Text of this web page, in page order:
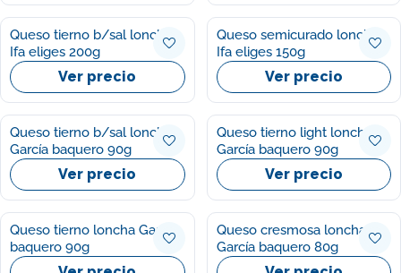
Queso tierno b/sal loncha
Ifa eliges 200g
Ver precio
Queso semicurado loncha
Ifa eliges 150g
Ver precio
Queso tierno b/sal lonchas
García baquero 90g
Ver precio
Queso tierno light loncha
García baquero 90g
Ver precio
Queso tierno loncha Garcia
baquero 90g
Queso cresmosa loncha
García baquero 80g